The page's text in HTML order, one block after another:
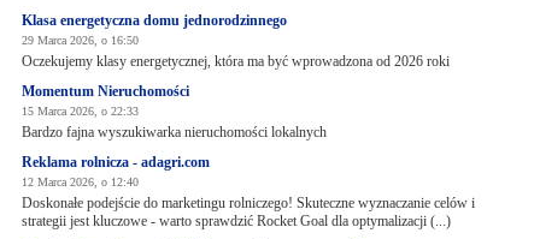
Klasa energetyczna domu jednorodzinnego
29 Marca 2026, o 16:50
Oczekujemy klasy energetycznej, która ma być wprowadzona od 2026 roki
Momentum Nieruchomości
15 Marca 2026, o 22:33
Bardzo fajna wyszukiwarka nieruchomości lokalnych
Reklama rolnicza - adagri.com
12 Marca 2026, o 12:40
Doskonałe podejście do marketingu rolniczego! Skuteczne wyznaczanie celów i
strategii jest kluczowe - warto sprawdzić Rocket Goal dla optymalizacji (...)